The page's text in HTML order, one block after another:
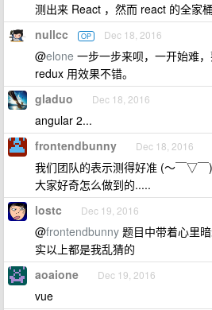
测出来 React ，然而 react 的全家桶
nullcc OP Dec 18, 2016
@elone 一步一步来呗，一开始难
redux 用效果不错。
gladuo Dec 18, 2016
angular 2...
frontendbunny Dec 18, 2016
我们团队的表示测得好准 (～￣▽￣
大家好奇怎么做到的.....
lostc Dec 19, 2016
@frontendbunny 题目中带着心里
实以上都是我乱猜的
aoaione Dec 19, 2016
vue